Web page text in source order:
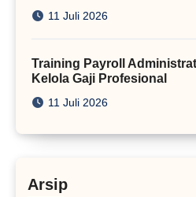
11 Juli 2026
Training Payroll
Kelola Gaji Profesional
11 Juli 2026
Arsip